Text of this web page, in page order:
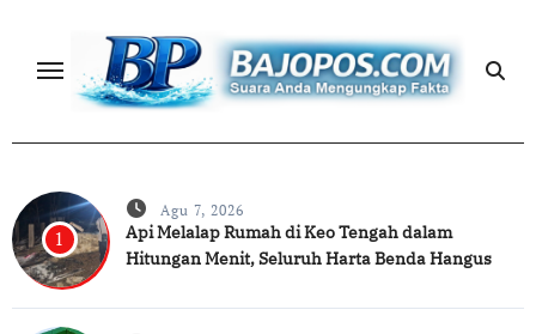
content
1
Agu 7, 2026
Api Melalap Rumah di Keo Tengah dalam
Hitungan Menit, Seluruh Harta Benda Hangus